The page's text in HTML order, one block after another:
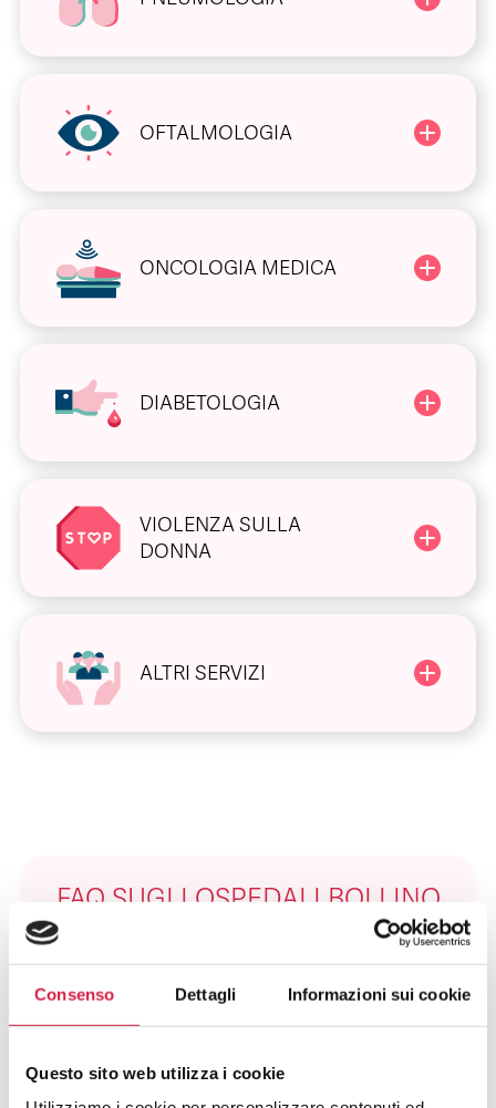
Consenso Dettagli Informazioni sui cookie
Questo sito web utilizza i cookie
OFTALMOLOGIA
ONCOLOGIA MEDICA
DIABETOLOGIA
VIOLENZA SULLA
DONNA
ALTRI SERVIZI
FAQ SUGLI OSPEDALI BOLLINO
Cosa Sono Gli Ospedali Bollino Rosa?
Rosa?